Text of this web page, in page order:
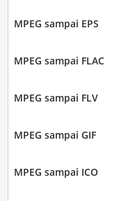
MPEG sampai EPS
MPEG sampai FLAC
MPEG sampai FLV
MPEG sampai GIF
MPEG sampai ICO